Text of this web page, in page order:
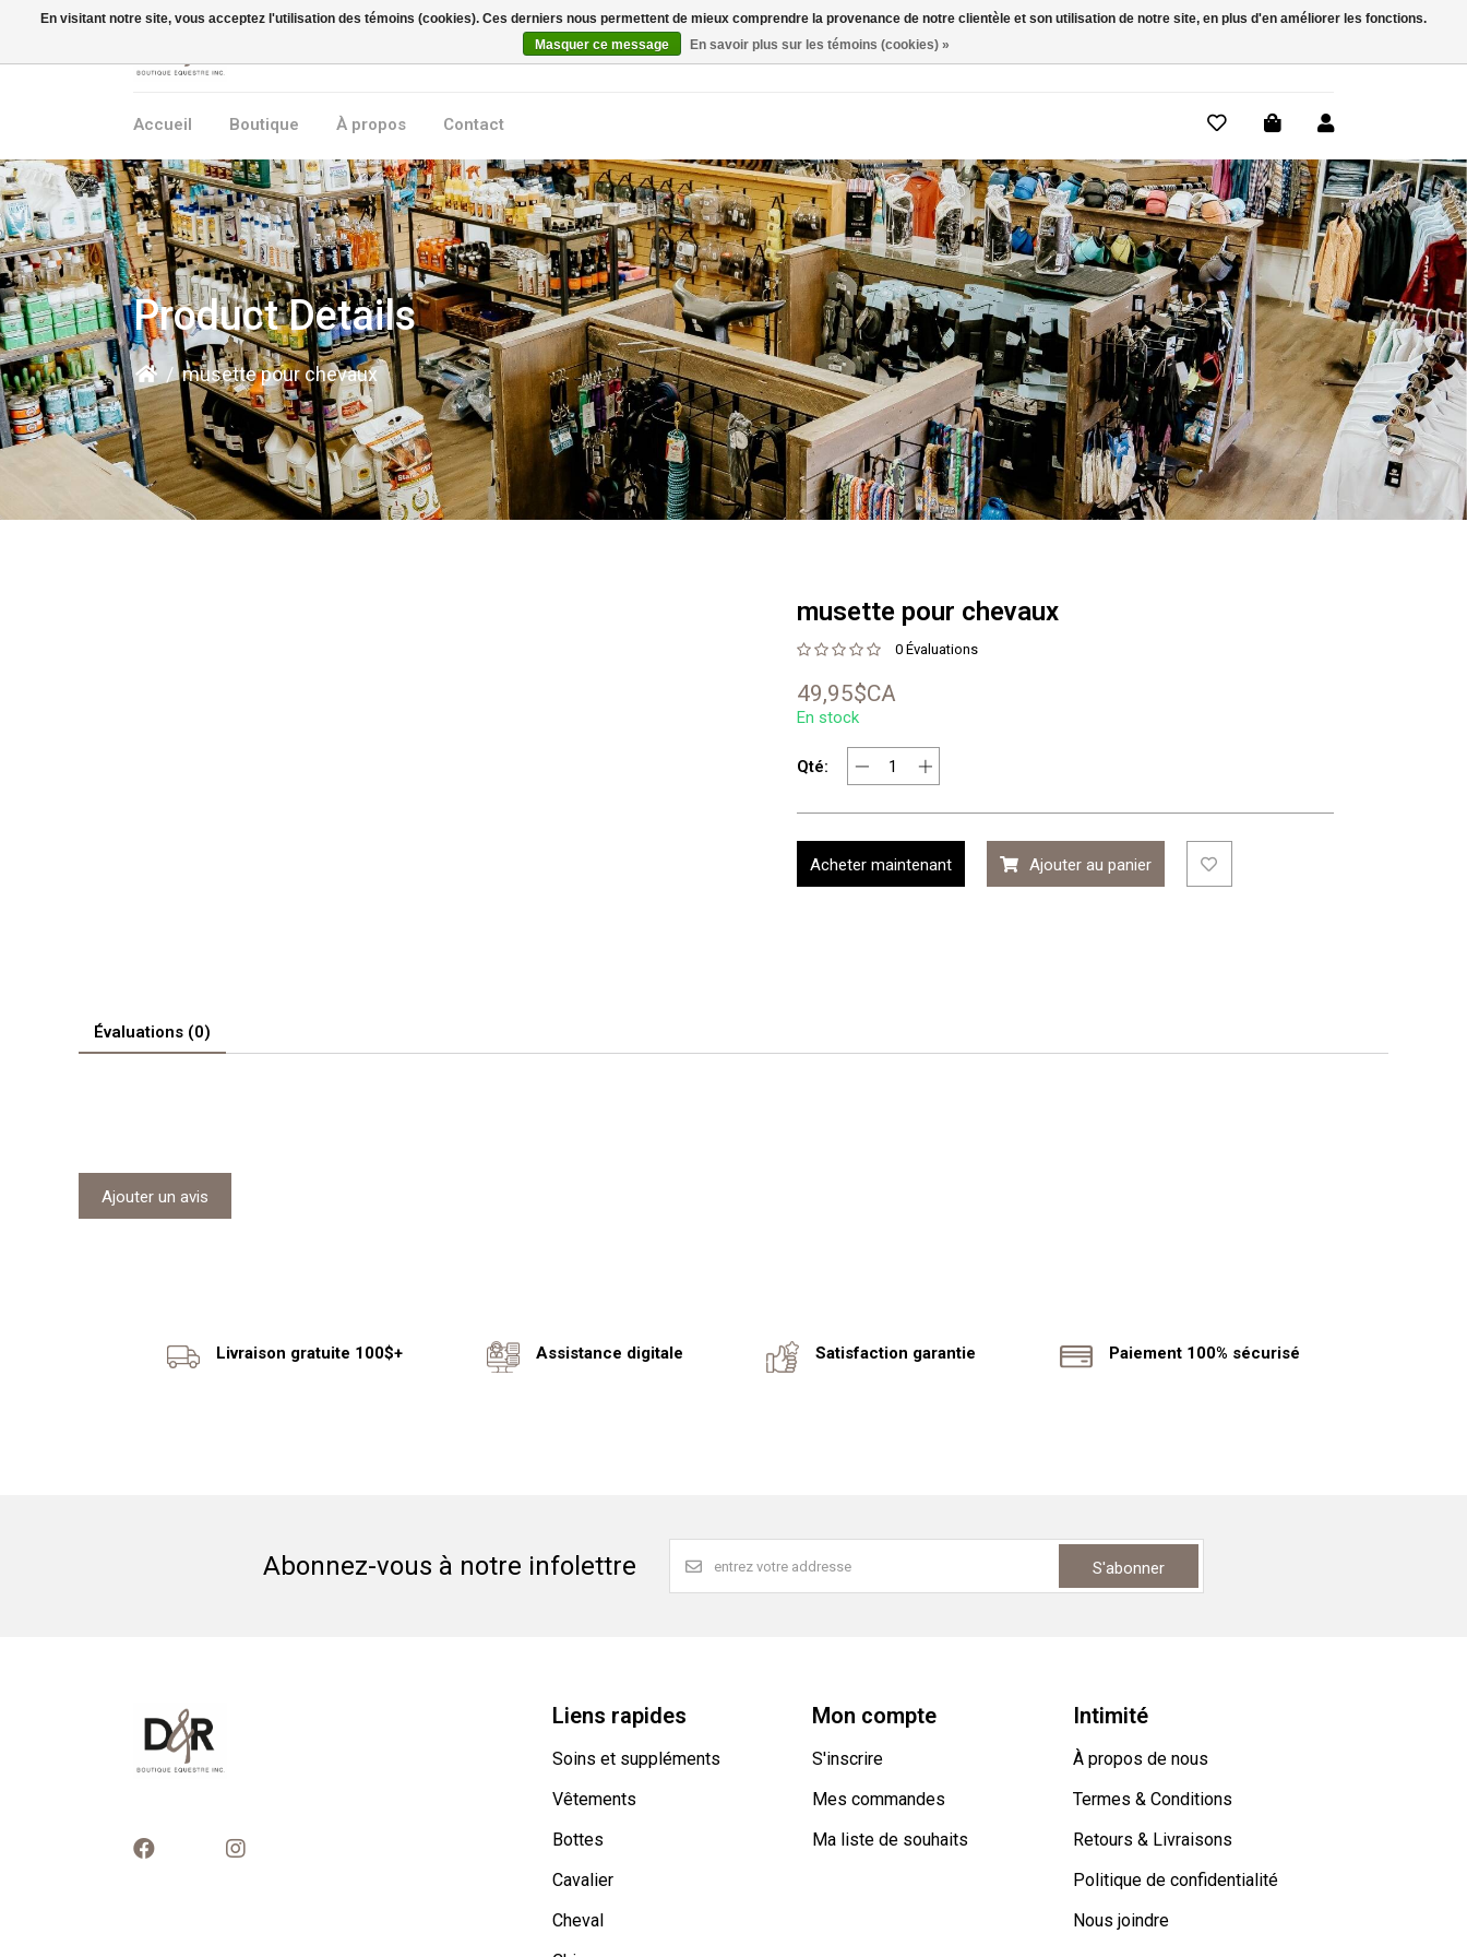
Rechercher
Accueil Boutique À propos Contact
Product Details
/ musette pour chevaux
musette pour chevaux
0 Évaluations
49,95$CA
En stock
Qté:
Acheter maintenant Ajouter au panier
Évaluations (0)
Ajouter un avis
Livraison gratuite 100$+ Assistance digitale Satisfaction garantie Paiement 100% sécurisé
Abonnez-vous à notre infolettre S'abonner
Liens rapides
Soins et suppléments
Vêtements
Bottes
Cavalier
Cheval
Mon compte
S'inscrire
Mes commandes
Ma liste de souhaits
Intimité
À propos de nous
Termes & Conditions
Retours & Livraisons
Politique de confidentialité
Nous joindre
En visitant notre site, vous acceptez l'utilisation des témoins (cookies). Ces derniers nous permettent de mieux comprendre la provenance de notre clientèle et son utilisation de notre site, en plus d'en améliorer les fonctions.
Masquer ce message
En savoir plus sur les témoins (cookies) »